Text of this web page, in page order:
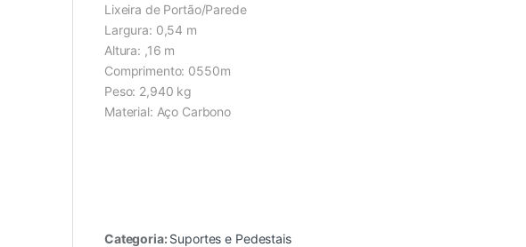
Lixeira de Portão/Parede
Largura: 0,54 m
Altura: ,16 m
Comprimento: 0550m
Peso: 2,940 kg
Material: Aço Carbono
Categoria: Suportes e Pedestais